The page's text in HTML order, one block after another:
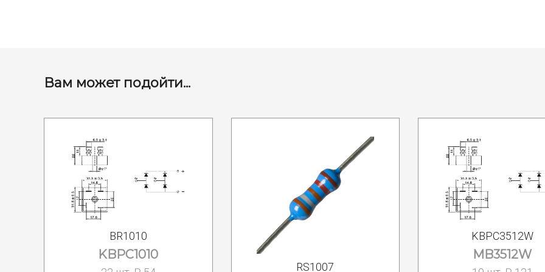
Вам может подойти...
BR1010
KBPC1010
RS1007
KBPC3512W
MB3512W